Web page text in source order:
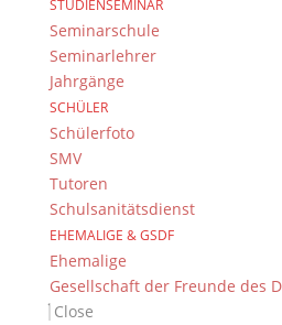
STUDIENSEMINAR
Seminarschule
Seminarlehrer
Jahrgänge
SCHÜLER
Schülerfoto
SMV
Tutoren
Schulsanitätsdienst
EHEMALIGE & GSDF
Ehemalige
Gesellschaft der Freunde des
Close
„appetitliche Filme“
selbst:
Brot (von Jakob Weinig)